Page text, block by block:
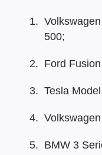
500;
Ford
Tesla
BMW 3